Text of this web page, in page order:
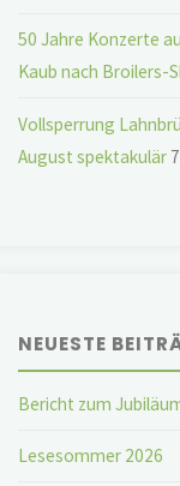
50 Jahre Konzerte
Kaub nach Broilers-
Vollsperrung
August spektakulär
NEUESTE
Bericht zum
Lesesommer 2026